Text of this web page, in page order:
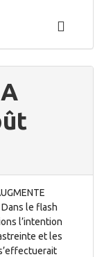
Dans le flash
l’intention
et les